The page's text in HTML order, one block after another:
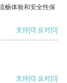
畅体验和安全性保
支持[0] 反对[0]
支持[0] 反对[0]